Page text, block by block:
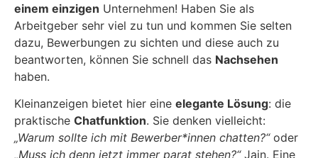
einem einzigen Unternehmen! Haben Sie als
Arbeitgeber sehr viel zu tun und kommen Sie selten
dazu, Bewerbungen zu sichten und diese auch zu
beantworten, können Sie schnell das Nachsehen
haben.
Kleinanzeigen bietet hier eine elegante Lösung: die
praktische Chatfunktion. Sie denken vielleicht:
„Warum sollte ich mit Bewerber*innen chatten?“oder
„Muss ich denn jetzt immer parat stehen?“Jain. Eine